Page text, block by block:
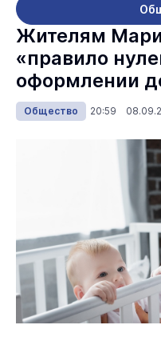
Жителям
«правило
оформлении
Общество 20:59